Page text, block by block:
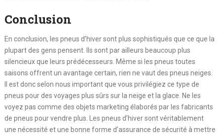
Conclusion
En conclusion, les pneus d’hiver sont plus sophistiqués que ce que la
plupart des gens pensent. Ils sont par ailleurs beaucoup plus
silencieux que leurs prédécesseurs. Même si les pneus toutes
saisons offrent un avantage certain, rien ne vaut des pneus neiges.
Il est donc selon nous important que vous privilégiez ce type de
pneus pour des voyages plus sûrs sur la neige et la glace. Ne les
voyez pas comme des objets marketing élaborés par les fabricants
de pneus pour vendre plus. Les pneus d’hiver sont véritablement
une nécessité et une bonne forme d’assurance de sécurité à mettre